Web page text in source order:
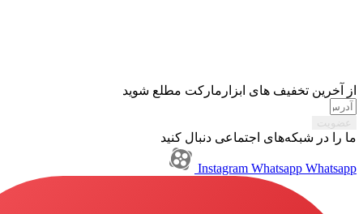
های ابزارمارکت مطلع شوید
اجتماعی دنبال کنید
Instagram Whatsapp